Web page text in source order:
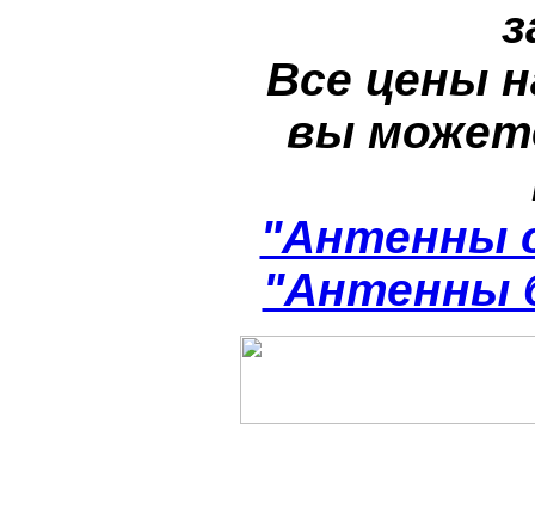
Все цены
вы
"Антенны
"Антенны